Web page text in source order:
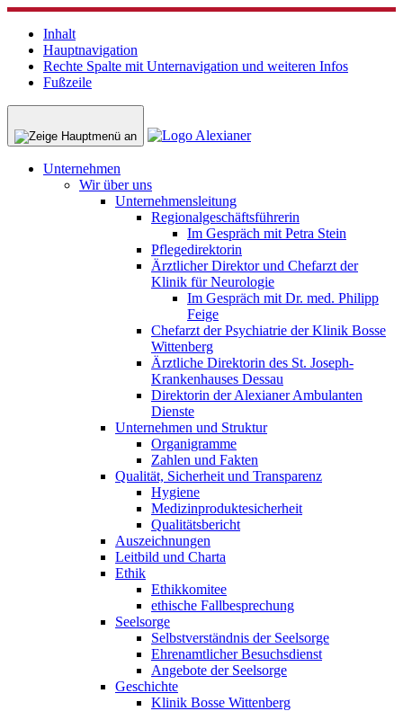
Inhalt
Hauptnavigation
Rechte Spalte mit Unternavigation und weiteren Infos
Fußzeile
Unternehmen
Wir über uns
Unternehmensleitung
Regionalgeschäftsführerin
Im Gespräch mit Petra Stein
Pflegedirektorin
Ärztlicher Direktor und Chefarzt der
Klinik für Neurologie
Im Gespräch mit Dr. med. Philipp
Feige
Chefarzt der Psychiatrie der Klinik Bosse
Wittenberg
Ärztliche Direktorin des St. Joseph-
Krankenhauses Dessau
Direktorin der Alexianer Ambulanten
Dienste
Unternehmen und Struktur
Organigramme
Zahlen und Fakten
Qualität, Sicherheit und Transparenz
Hygiene
Medizinproduktesicherheit
Qualitätsbericht
Auszeichnungen
Leitbild und Charta
Ethik
Ethikkomitee
ethische Fallbesprechung
Seelsorge
Selbstverständnis der Seelsorge
Ehrenamtlicher Besuchsdienst
Angebote der Seelsorge
Geschichte
Klinik Bosse Wittenberg